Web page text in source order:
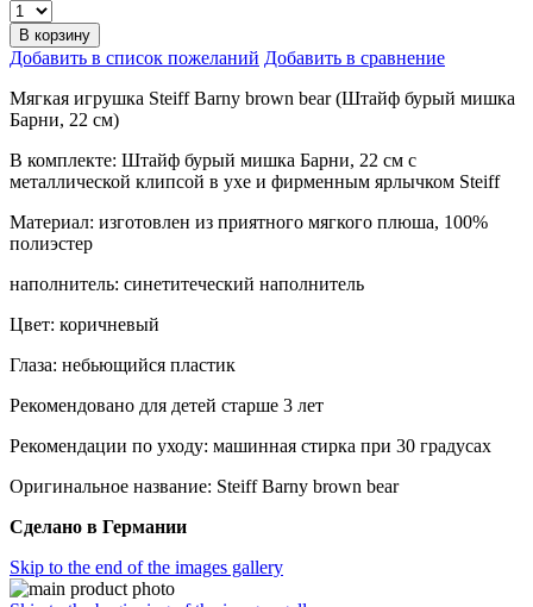
В корзину
Добавить в список пожеланий Добавить в сравнение
Мягкая игрушка Steiff Barny brown bear (Штайф бурый мишка
Барни, 22 см)
В комплекте: Штайф бурый мишка Барни, 22 см с
металлической клипсой в ухе и фирменным ярлычком Steiff
Материал: изготовлен из приятного мягкого плюша, 100%
полиэстер
наполнитель: синетитеческий наполнитель
Цвет: коричневый
Глаза: небьющийся пластик
Рекомендовано для детей старше 3 лет
Рекомендации по уходу: машинная стирка при 30 градусах
Оригинальное название: Steiff Barny brown bear
Сделано в Германии
Skip to the end of the images gallery